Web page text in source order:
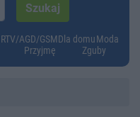
RTV/AGD/GSMDla domuModa
Przyjmę Zguby